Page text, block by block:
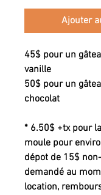
Ajouter
45$ pour un
vanille
50$ pour un
chocolat
* 6.50$ +tx pour
moule pour
dépot de 15$
demandé au
location,